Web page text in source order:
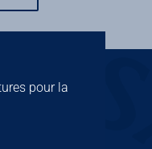
pour la